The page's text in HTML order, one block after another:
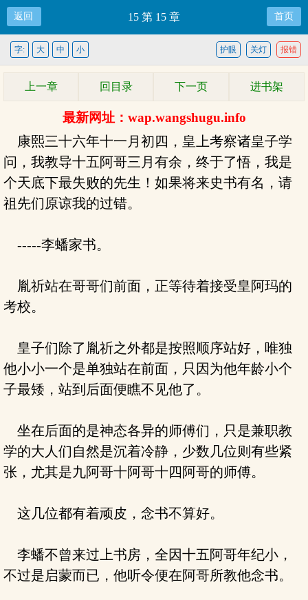
返回 15 第 15 章 首页
报错
关灯
护眼
字: 大 中 小
上一章 回目录 下一页 进书架
最新网址：wap.wangshugu.info
康熙三十六年十一月初四，皇上考察诸皇子学
问，我教导十五阿哥三月有余，终于了悟，我是
个天底下最失败的先生！如果将来史书有名，请
祖先们原谅我的过错。
-----李蟠家书。
胤祈站在哥哥们前面，正等待着接受皇阿玛的
考校。
皇子们除了胤祈之外都是按照顺序站好，唯独
他小小一个是单独站在前面，只因为他年龄小个
子最矮，站到后面便瞧不见他了。
坐在后面的是神态各异的师傅们，只是兼职教
学的大人们自然是沉着冷静，少数几位则有些紧
张，尤其是九阿哥十阿哥十四阿哥的师傅。
这几位都有着顽皮，念书不算好。
李蟠不曾来过上书房，全因十五阿哥年纪小，
不过是启蒙而已，他听令便在阿哥所教他念书。